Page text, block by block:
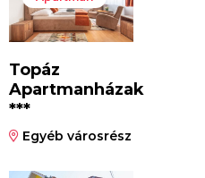
Topáz
Apartmanházak
***
Egyéb városrész